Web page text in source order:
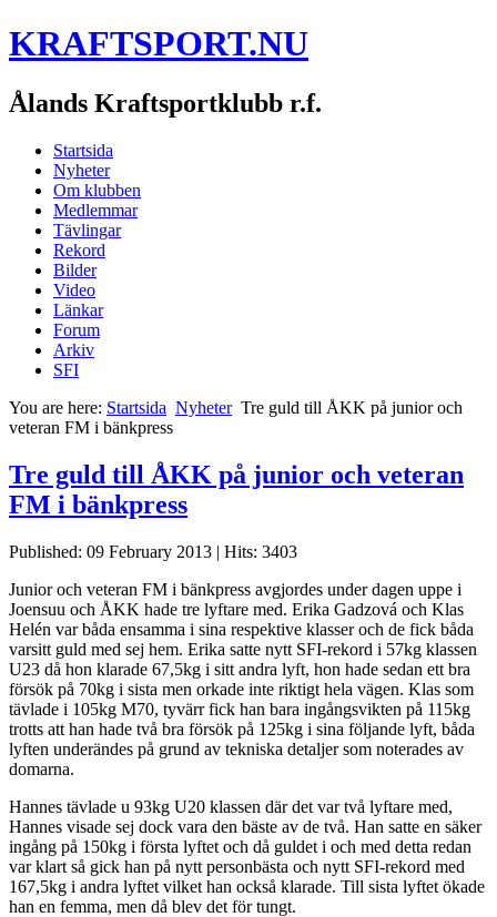
KRAFTSPORT.NU
Ålands Kraftsportklubb r.f.
Startsida
Nyheter
Om klubben
Medlemmar
Tävlingar
Rekord
Bilder
Video
Länkar
Forum
Arkiv
SFI
You are here: Startsida Nyheter Tre guld till ÅKK på junior och
veteran FM i bänkpress
Tre guld till ÅKK på junior och veteran
FM i bänkpress
Published: 09 February 2013 | Hits: 3403
Junior och veteran FM i bänkpress avgjordes under dagen uppe i
Joensuu och ÅKK hade tre lyftare med. Erika Gadzová och Klas
Helén var båda ensamma i sina respektive klasser och de fick båda
varsitt guld med sej hem. Erika satte nytt SFI-rekord i 57kg klassen
U23 då hon klarade 67,5kg i sitt andra lyft, hon hade sedan ett bra
försök på 70kg i sista men orkade inte riktigt hela vägen. Klas som
tävlade i 105kg M70, tyvärr fick han bara ingångsvikten på 115kg
trotts att han hade två bra försök på 125kg i sina följande lyft, båda
lyften underändes på grund av tekniska detaljer som noterades av
domarna.
Hannes tävlade u 93kg U20 klassen där det var två lyftare med,
Hannes visade sej dock vara den bäste av de två. Han satte en säker
ingång på 150kg i första lyftet och då guldet i och med detta redan
var klart så gick han på nytt personbästa och nytt SFI-rekord med
167,5kg i andra lyftet vilket han också klarade. Till sista lyftet ökade
han en femma, men då blev det för tungt.